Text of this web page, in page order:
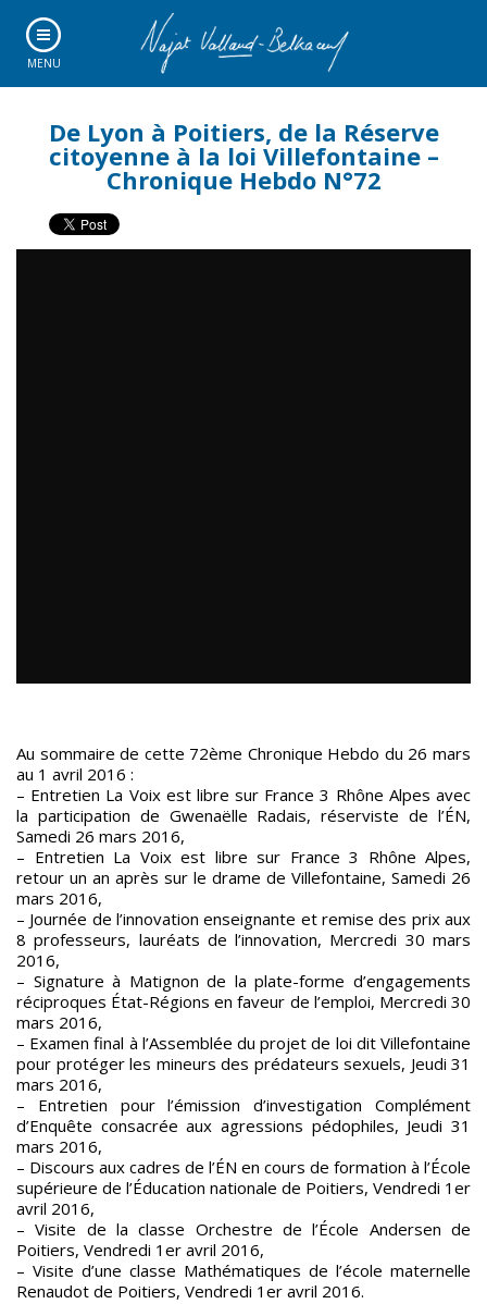
MENU
De Lyon à Poitiers, de la Réserve
citoyenne à la loi Villefontaine –
Chronique Hebdo N°72
Au sommaire de cette 72ème Chronique Hebdo du 26 mars
au 1 avril 2016 :
– Entretien La Voix est libre sur France 3 Rhône Alpes avec
la participation de Gwenaëlle Radais, réserviste de l’ÉN,
Samedi 26 mars 2016,
– Entretien La Voix est libre sur France 3 Rhône Alpes,
retour un an après sur le drame de Villefontaine, Samedi 26
mars 2016,
– Journée de l’innovation enseignante et remise des prix aux
8 professeurs, lauréats de l’innovation, Mercredi 30 mars
2016,
– Signature à Matignon de la plate-forme d’engagements
réciproques État-Régions en faveur de l’emploi, Mercredi 30
mars 2016,
– Examen final à l’Assemblée du projet de loi dit Villefontaine
pour protéger les mineurs des prédateurs sexuels, Jeudi 31
mars 2016,
– Entretien pour l’émission d’investigation Complément
d’Enquête consacrée aux agressions pédophiles, Jeudi 31
mars 2016,
– Discours aux cadres de l’ÉN en cours de formation à l’École
supérieure de l’Éducation nationale de Poitiers, Vendredi 1er
avril 2016,
– Visite de la classe Orchestre de l’École Andersen de
Poitiers, Vendredi 1er avril 2016,
– Visite d’une classe Mathématiques de l’école maternelle
Renaudot de Poitiers, Vendredi 1er avril 2016.